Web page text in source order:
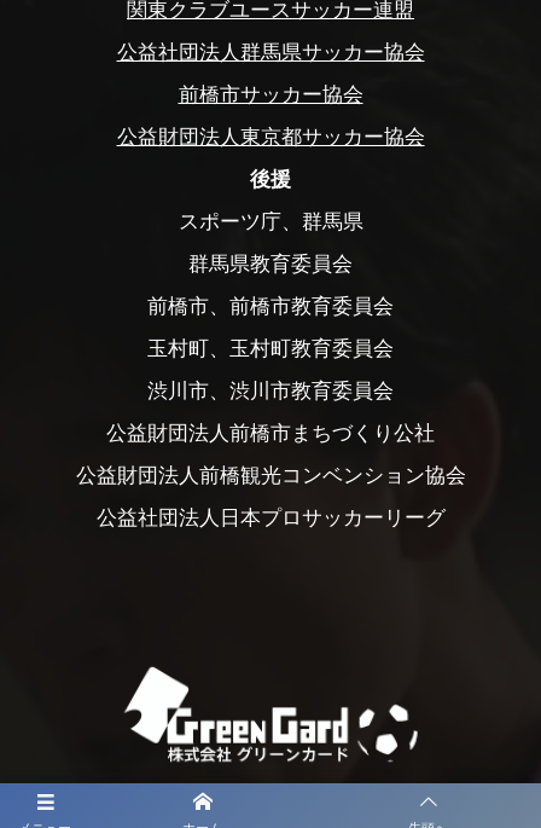
関東クラブユースサッカー連盟
公益社団法人群馬県サッカー協会
前橋市サッカー協会
公益財団法人東京都サッカー協会
後援
スポーツ庁、群馬県
群馬県教育委員会
前橋市、前橋市教育委員会
玉村町、玉村町教育委員会
渋川市、渋川市教育委員会
公益財団法人前橋市まちづくり公社
公益財団法人前橋観光コンベンション協会
公益社団法人日本プロサッカーリーグ